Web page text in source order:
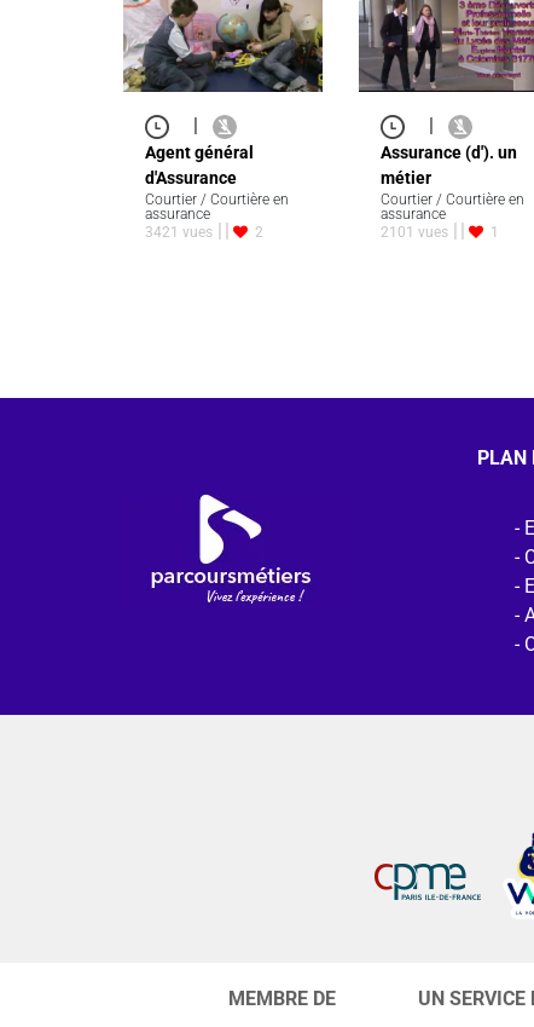
Agent général
d'Assurance
Courtier / Courtière en
assurance
3421 vues
2
Assurance (d'). un
métier
Courtier / Courtière en
assurance
2101 vues
1
PLAN
MEMBRE DE UN SERVICE